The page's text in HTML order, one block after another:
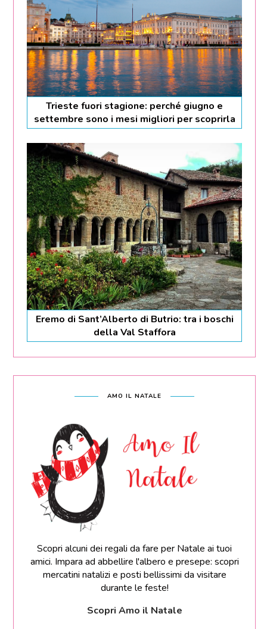
Trieste fuori stagione: perché giugno e
settembre sono i mesi migliori per scoprirla
Eremo di Sant’Alberto di Butrio: tra i boschi
della Val Staffora
AMO IL NATALE
Scopri alcuni dei regali da fare per Natale ai tuoi
amici. Impara ad abbellire l'albero e presepe: scopri
mercatini natalizi e posti bellissimi da visitare
durante le feste!
Scopri Amo il Natale